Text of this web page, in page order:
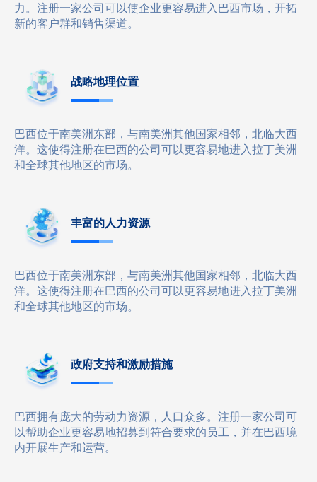
力。注册一家公司可以使企业更容易进入巴西市场，开拓
新的客户群和销售渠道。
战略地理位置
巴西位于南美洲东部，与南美洲其他国家相邻，北临大西
洋。这使得注册在巴西的公司可以更容易地进入拉丁美洲
和全球其他地区的市场。
丰富的人力资源
巴西位于南美洲东部，与南美洲其他国家相邻，北临大西
洋。这使得注册在巴西的公司可以更容易地进入拉丁美洲
和全球其他地区的市场。
政府支持和激励措施
巴西拥有庞大的劳动力资源，人口众多。注册一家公司可
以帮助企业更容易地招募到符合要求的员工，并在巴西境
内开展生产和运营。